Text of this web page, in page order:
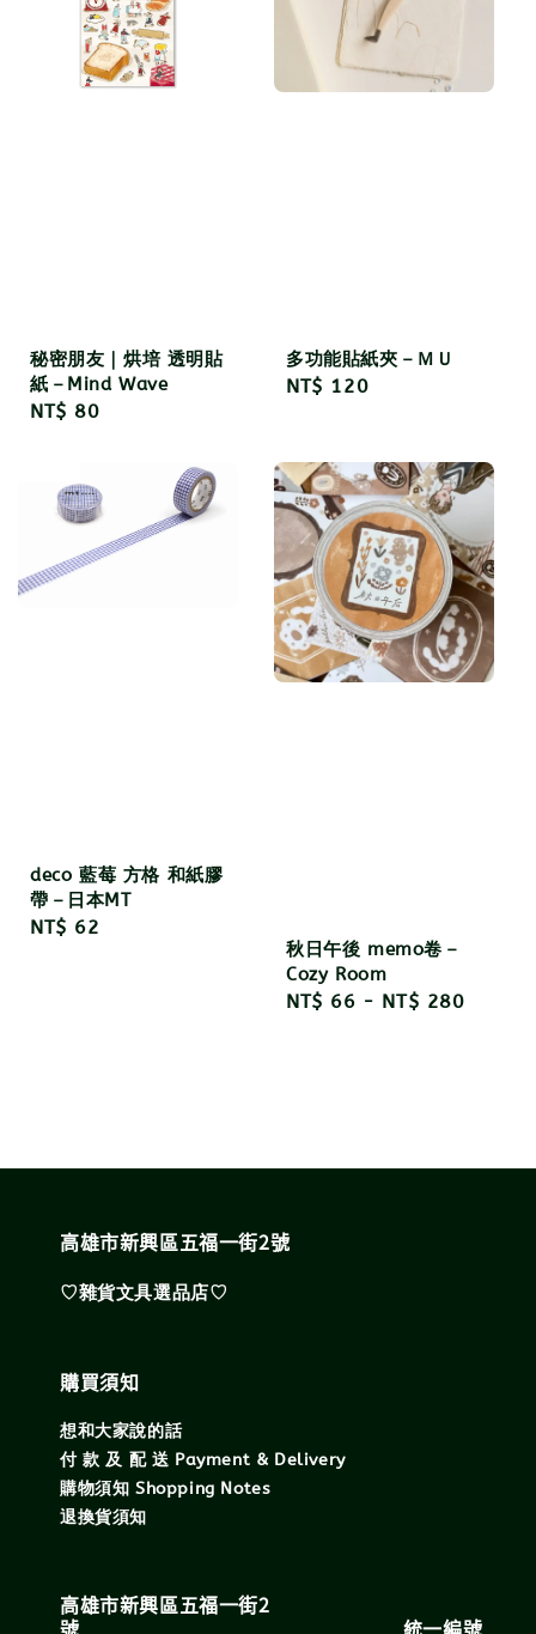
秘密朋友｜烘培 透明貼
紙－Mind Wave
Regular
NT$ 80
多功能貼紙夾－ＭＵ
Regular
NT$ 120
deco 藍莓 方格 和紙膠
帶－日本MT
Regular
NT$ 62
秋日午後 memo卷－
Cozy Room
Regular
NT$ 66 - NT$ 280
高雄市新興區五福一街2號
♡雜貨文具選品店♡
購買須知
想和大家說的話
付 款 及 配 送 Payment & Delivery
購物須知 Shopping Notes
退換貨須知
高雄市新興區五福一街2
號 統一編號